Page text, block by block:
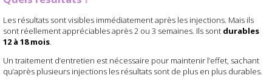
Les résultats sont visibles immédiatement après les injections. Mais ils
sont réellement appréciables après 2 ou 3 semaines. Ils sont durables
12 à 18 mois.
Un traitement d’entretien est nécessaire pour maintenir l’effet, sachant
qu’après plusieurs injections les résultats sont de plus en plus durables.